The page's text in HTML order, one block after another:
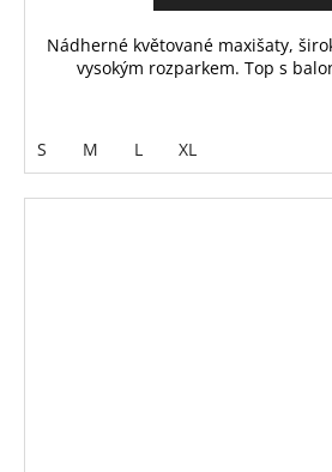
Nádherné květované maxišaty,
vysokým rozparkem. Top s
S M L XL